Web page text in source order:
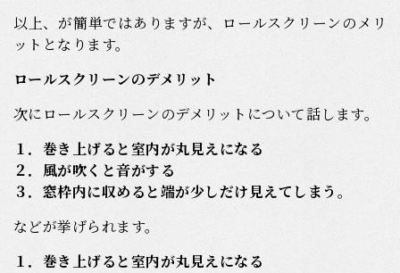
以上、が簡単ではありますが、ロールスクリーンのメリ
ットとなります。
ロールスクリーンのデメリット
次にロールスクリーンのデメリットについて話します。
１．巻き上げると室内が丸見えになる
２．風が吹くと音がする
３．窓枠内に収めると端が少しだけ見えてしまう。
などが挙げられます。
１．巻き上げると室内が丸見えになる